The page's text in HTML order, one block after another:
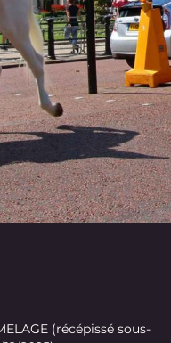
(récépissé sous-